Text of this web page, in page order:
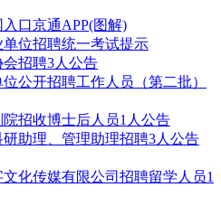
口京通APP(图解)
位招聘统一考试提示
会招聘3人公告
公开招聘工作人员（第二批）
招收博士后人员1人公告
助理、管理助理招聘3人公告
化传媒有限公司招聘留学人员1